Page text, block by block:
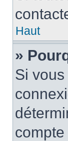
Haut
»
Si